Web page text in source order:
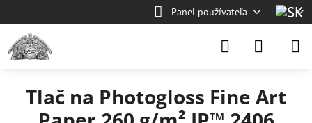
Panel používateľa
Tlač na Photogloss Fine Art